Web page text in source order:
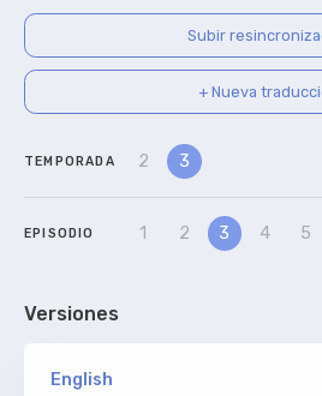
Subir
+ Nueva
TEMPORADA 2 3
EPISODIO 1 2 3 4 5
Versiones
English